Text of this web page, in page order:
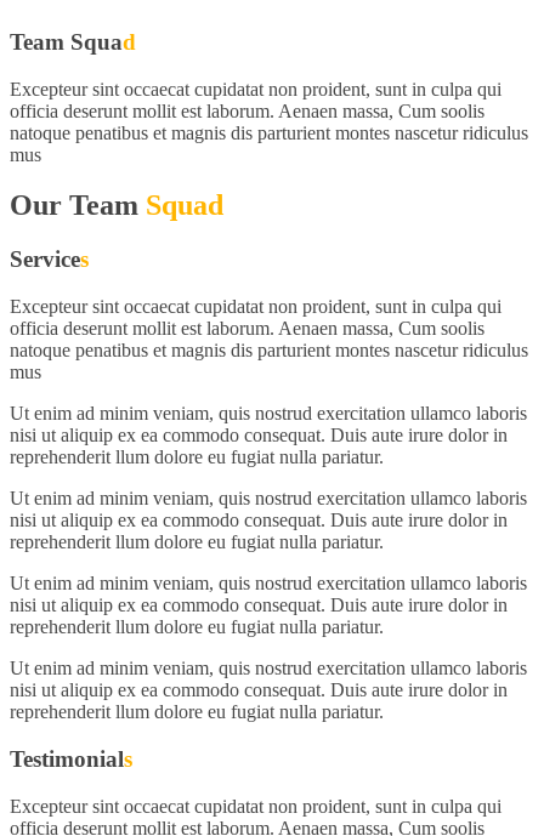
Team Squad
Excepteur sint occaecat cupidatat non proident, sunt in culpa qui
officia deserunt mollit est laborum. Aenaen massa, Cum soolis
natoque penatibus et magnis dis parturient montes nascetur ridiculus
mus
Our Team Squad
Services
Excepteur sint occaecat cupidatat non proident, sunt in culpa qui
officia deserunt mollit est laborum. Aenaen massa, Cum soolis
natoque penatibus et magnis dis parturient montes nascetur ridiculus
mus
Ut enim ad minim veniam, quis nostrud exercitation ullamco laboris
nisi ut aliquip ex ea commodo consequat. Duis aute irure dolor in
reprehenderit llum dolore eu fugiat nulla pariatur.
Ut enim ad minim veniam, quis nostrud exercitation ullamco laboris
nisi ut aliquip ex ea commodo consequat. Duis aute irure dolor in
reprehenderit llum dolore eu fugiat nulla pariatur.
Ut enim ad minim veniam, quis nostrud exercitation ullamco laboris
nisi ut aliquip ex ea commodo consequat. Duis aute irure dolor in
reprehenderit llum dolore eu fugiat nulla pariatur.
Ut enim ad minim veniam, quis nostrud exercitation ullamco laboris
nisi ut aliquip ex ea commodo consequat. Duis aute irure dolor in
reprehenderit llum dolore eu fugiat nulla pariatur.
Testimonials
Excepteur sint occaecat cupidatat non proident, sunt in culpa qui
officia deserunt mollit est laborum. Aenaen massa, Cum soolis